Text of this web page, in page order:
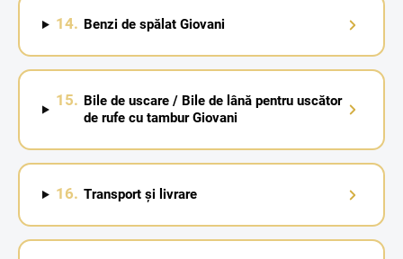
14. Benzi de spălat Giovani
15. Bile de uscare / Bile de lână pentru uscător
de rufe cu tambur Giovani
16. Transport și livrare